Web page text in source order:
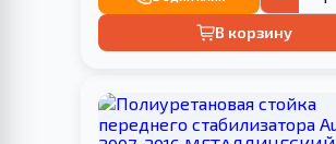
В корзину